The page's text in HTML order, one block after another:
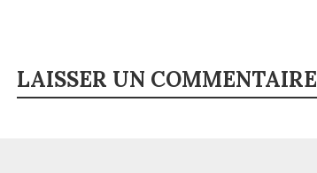
LAISSER UN COMMENTAIRE